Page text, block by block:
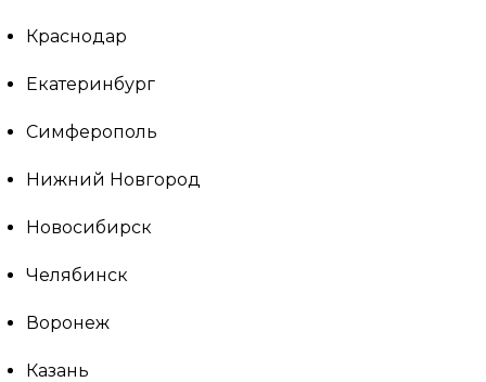
Краснодар
Екатеринбург
Симферополь
Нижний Новгород
Новосибирск
Челябинск
Воронеж
Казань